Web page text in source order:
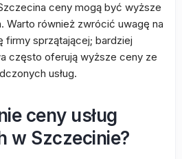
ceny mogą być wyższe
Warto również zwrócić uwagę na
firmy sprzątającej; bardziej
często oferują wyższe ceny ze
usług.
ceny usług
w Szczecinie?